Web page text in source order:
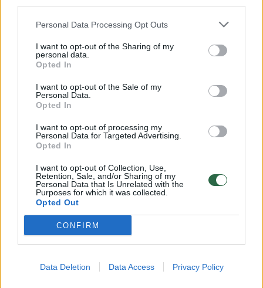
Personal Data Processing Opt Outs
I want to opt-out of the Sharing of my
personal data.
Opted In
I want to opt-out of the Sale of my
Personal Data.
Opted In
I want to opt-out of processing my
Personal Data for Targeted Advertising.
Opted In
I want to opt-out of Collection, Use,
Retention, Sale, and/or Sharing of my
Personal Data that Is Unrelated with the
Purposes for which it was collected.
Opted Out
CONFIRM
Data Deletion Data Access Privacy Policy
Šio ženklo moterys be atodairos atsiduoda
mylimiesiems, tačiau mainais tikisi to paties.
Vėžiai nesitaikstys su savanaudiškumu ir
abejingumu, net jei garsiai nieko nepasakys.
Jie tyliai stebi, įvertindami, kiek žmogus
pasirengęs rodyti švelnumą ir rūpestį.
Jei norite pelnyti Vėžio atstovės dėmesį,
išmokite suprasti ją be žodžių ir atsakyti į jos
jausmus taip pat giliai ir nuoširdžiai.